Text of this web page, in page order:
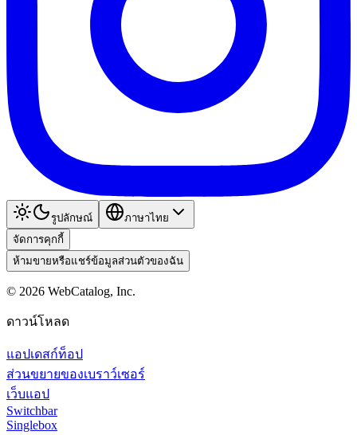
รูปลักษณ์
ภาษาไทย
จัดการคุกกี้
ห้ามขายหรือแชร์ข้อมูลส่วนตัวของฉัน
© 2026 WebCatalog, Inc.
ดาวน์โหลด
แอปเดสก์ท็อป
ส่วนขยายของเบราว์เซอร์
เว็บแอป
Switchbar
Singlebox